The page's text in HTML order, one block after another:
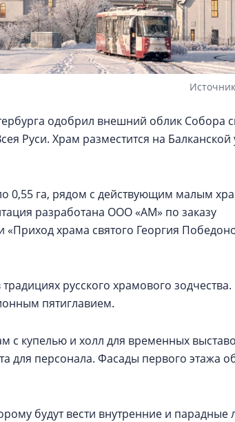
одобрил внешний облик Собора
Руси. Храм разместится на Балканской
0,55 га, рядом с действующим малым
разработана ООО «АМ» по заказу
храма святого Георгия
русского храмового
пятиглавием.
с купелью и холл для временных
для персонала. Фасады первого этажа
будут вести внутренние и парадные